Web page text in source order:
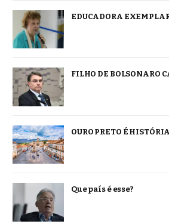
EDUCADORA
FILHO DE BOLSONARO
OURO PRETO É HISTÓRIA
Que país é esse?